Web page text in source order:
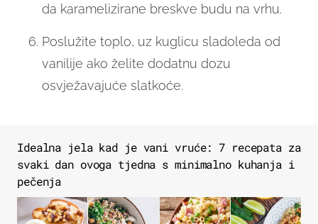
da karamelizirane breskve budu na vrhu.
Poslužite toplo, uz kuglicu sladoleda od
vanilije ako želite dodatnu dozu
osvježavajuće slatkoće.
Idealna jela kad je vani vruće: 7 recepata za
svaki dan ovoga tjedna s minimalno kuhanja i
pečenja